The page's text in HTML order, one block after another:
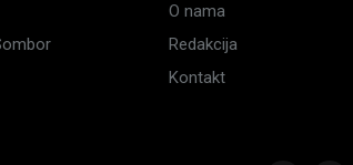
O nama
Redakcija
Kontakt